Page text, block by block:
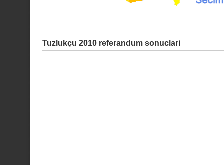
Tuzlukçu 2010 referandum sonuclari